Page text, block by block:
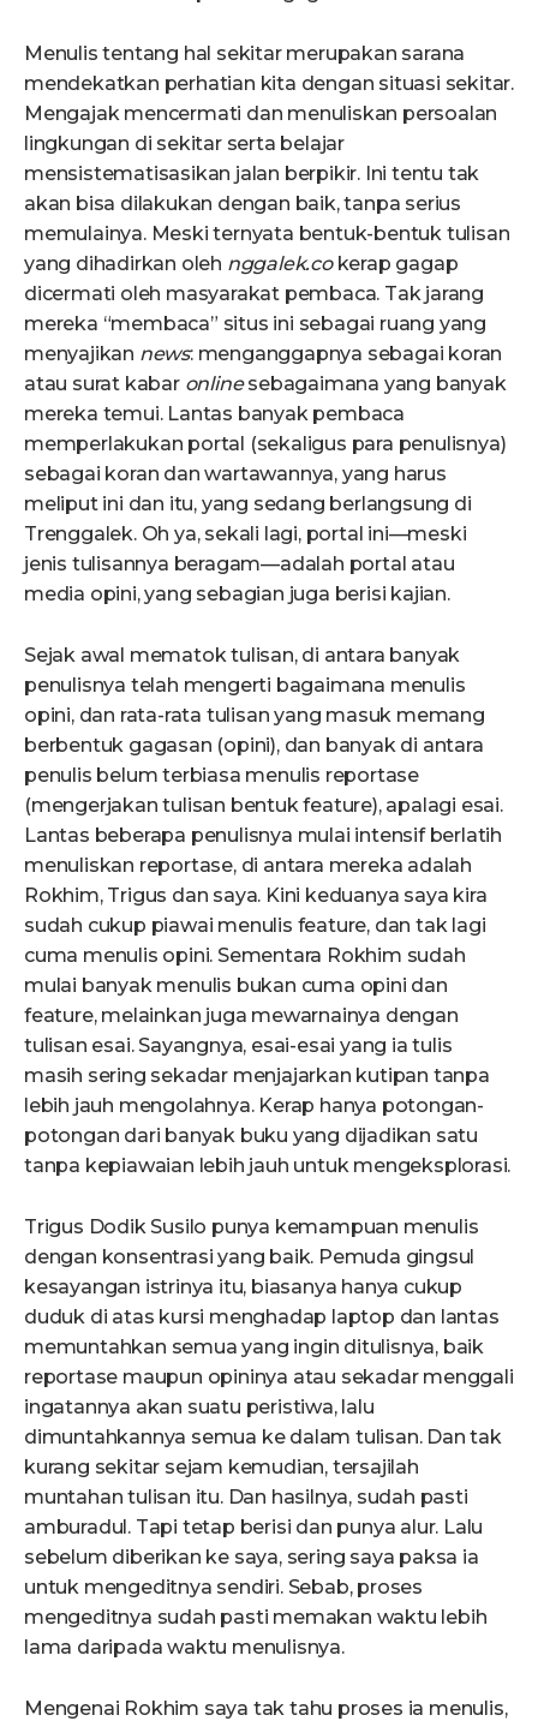
Menulis tentang hal sekitar merupakan sarana
mendekatkan perhatian kita dengan situasi sekitar.
Mengajak mencermati dan menuliskan persoalan
lingkungan di sekitar serta belajar
mensistematisasikan jalan berpikir. Ini tentu tak
akan bisa dilakukan dengan baik, tanpa serius
memulainya. Meski ternyata bentuk-bentuk tulisan
yang dihadirkan oleh nggalek.cokerap gagap
dicermati oleh masyarakat pembaca. Tak jarang
mereka “membaca” situs ini sebagai ruang yang
menyajikan news: menganggapnya sebagai koran
atau surat kabar onlinesebagaimana yang banyak
mereka temui. Lantas banyak pembaca
memperlakukan portal (sekaligus para penulisnya)
sebagai koran dan wartawannya, yang harus
meliput ini dan itu, yang sedang berlangsung di
Trenggalek. Oh ya, sekali lagi, portal ini—meski
jenis tulisannya beragam—adalah portal atau
media opini, yang sebagian juga berisi kajian.
Sejak awal mematok tulisan, di antara banyak
penulisnya telah mengerti bagaimana menulis
opini, dan rata-rata tulisan yang masuk memang
berbentuk gagasan (opini), dan banyak di antara
penulis belum terbiasa menulis reportase
(mengerjakan tulisan bentuk feature), apalagi esai.
Lantas beberapa penulisnya mulai intensif berlatih
menuliskan reportase, di antara mereka adalah
Rokhim, Trigus dan saya. Kini keduanya saya kira
sudah cukup piawai menulis feature, dan tak lagi
cuma menulis opini. Sementara Rokhim sudah
mulai banyak menulis bukan cuma opini dan
feature, melainkan juga mewarnainya dengan
tulisan esai. Sayangnya, esai-esai yang ia tulis
masih sering sekadar menjajarkan kutipan tanpa
lebih jauh mengolahnya. Kerap hanya potongan-
potongan dari banyak buku yang dijadikan satu
tanpa kepiawaian lebih jauh untuk mengeksplorasi.
Trigus Dodik Susilo punya kemampuan menulis
dengan konsentrasi yang baik. Pemuda gingsul
kesayangan istrinya itu, biasanya hanya cukup
duduk di atas kursi menghadap laptop dan lantas
memuntahkan semua yang ingin ditulisnya, baik
reportase maupun opininya atau sekadar menggali
ingatannya akan suatu peristiwa, lalu
dimuntahkannya semua ke dalam tulisan. Dan tak
kurang sekitar sejam kemudian, tersajilah
muntahan tulisan itu. Dan hasilnya, sudah pasti
amburadul. Tapi tetap berisi dan punya alur. Lalu
sebelum diberikan ke saya, sering saya paksa ia
untuk mengeditnya sendiri. Sebab, proses
mengeditnya sudah pasti memakan waktu lebih
lama daripada waktu menulisnya.
Mengenai Rokhim saya tak tahu proses ia menulis,